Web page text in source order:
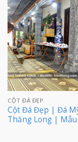
CỘT ĐÁ ĐẸP
Cột Đá Đẹp | Đá
Thăng Long | Mẫu